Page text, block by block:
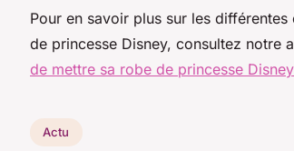
Pour en savoir plus sur les
de princesse Disney, consultez notre
de mettre sa robe de princesse
Actu